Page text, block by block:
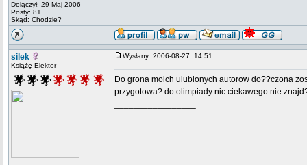
Dołączył: 29 Maj 2006
Posty: 81
Skąd: Chodzie?
silek
Książę Elektor
Wysłany: 2006-08-27, 14:51
Do grona moich ulubionych autorow do??czona
przygotowa? do olimpiady nic ciekawego nie